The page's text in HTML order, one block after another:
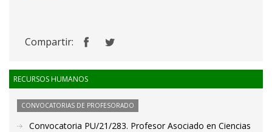
Compartir:
RECURSOS HUMANOS
CONVOCATORIAS DE PROFESORADO
Convocatoria PU/21/283. Profesor Asociado en Ciencias